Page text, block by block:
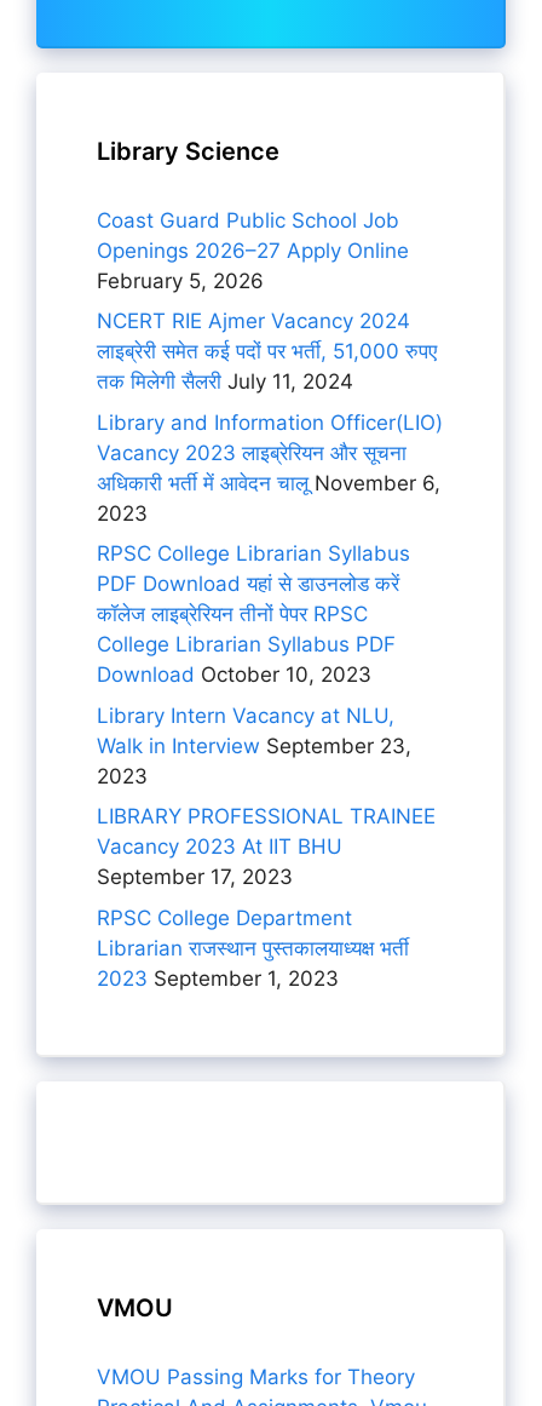
Library Science
Coast Guard Public School Job
Openings 2026–27 Apply Online
February 5, 2026
NCERT RIE Ajmer Vacancy 2024
लाइब्रेरी समेत कई पदों पर भर्ती, 51,000 रुपए
तक मिलेगी सैलरी July 11, 2024
Library and Information Officer(LIO)
Vacancy 2023 लाइब्रेरियन और सूचना
अधिकारी भर्ती में आवेदन चालूNovember 6,
2023
RPSC College Librarian Syllabus
PDF Download यहां से डाउनलोड करें
कॉलेज लाइब्रेरियन तीनों पेपर RPSC
College Librarian Syllabus PDF
Download October 10, 2023
Library Intern Vacancy at NLU,
Walk in Interview September 23,
2023
LIBRARY PROFESSIONAL TRAINEE
Vacancy 2023 At IIT BHU
September 17, 2023
RPSC College Department
Librarian राजस्थान पुस्तकालयाध्यक्ष भर्ती
2023 September 1, 2023
VMOU
VMOU Passing Marks for Theory